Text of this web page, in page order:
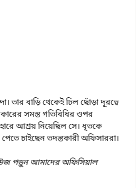
তার বাড়ি থেকেই ঢিল ছোঁড়া দূরত্বে
সমস্ত গতিবিধির ওপর
আশ্রয় নিয়েছিল সে। ধৃতকে
চাইছেন তদন্তকারী অফিসাররা।
পড়ুন আমাদের অফিসিয়াল